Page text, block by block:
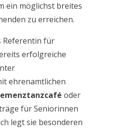
ein möglichst breites
zu erreichen.
Referentin für
erfolgreiche
ehrenamtlichen
oder
für Seniorinnen
legt sie besonderen